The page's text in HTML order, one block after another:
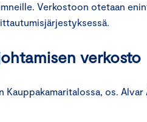
Verkostoon otetaan
verkosto
os. Alvar